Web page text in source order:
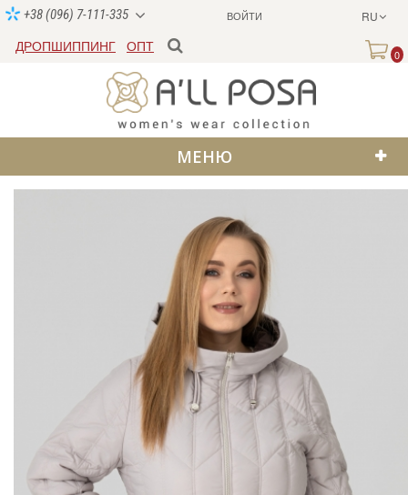
ВОЙТИ RU
+38 (096) 7-111-335
ДРОПШИППИНГ ОПТ
0
МЕНЮ